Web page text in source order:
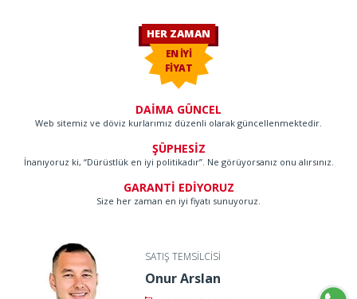
HER ZAMAN
EN İYİ
FİYAT
DAİMA GÜNCEL
Web sitemiz ve döviz kurlarımız düzenli olarak güncellenmektedir.
ŞÜPHESİZ
İnanıyoruz ki, “Dürüstlük en iyi politikadır”. Ne görüyorsanız onu alırsınız.
GARANTİ EDİYORUZ
Size her zaman en iyi fiyatı sunuyoruz.
SATIŞ TEMSİLCİSİ
Onur Arslan